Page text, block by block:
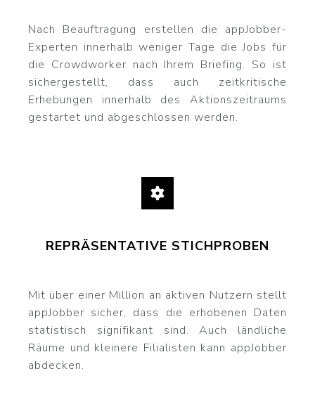
Nach Beauftragung erstellen die appJobber-
Experten innerhalb weniger Tage die Jobs für
die Crowdworker nach Ihrem Briefing. So ist
sichergestellt, dass auch zeitkritische
Erhebungen innerhalb des Aktionszeitraums
gestartet und abgeschlossen werden.
REPRÄSENTATIVE STICHPROBEN
Mit über einer Million an aktiven Nutzern stellt
appJobber sicher, dass die erhobenen Daten
statistisch signifikant sind. Auch ländliche
Räume und kleinere Filialisten kann appJobber
abdecken.